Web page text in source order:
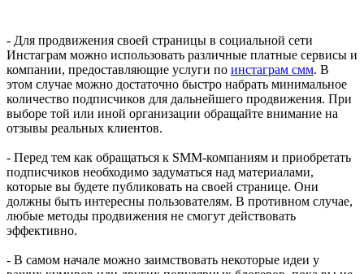
- Для продвижения своей страницы в социальной сети
Инстаграм можно использовать различные платные сервисы и
компании, предоставляющие услуги по инстаграм смм. В
этом случае можно достаточно быстро набрать минимальное
количество подписчиков для дальнейшего продвижения. При
выборе той или иной организации обращайте внимание на
отзывы реальных клиентов.
- Перед тем как обращаться к SMM-компаниям и приобретать
подписчиков необходимо задуматься над материалами,
которые вы будете публиковать на своей странице. Они
должны быть интересны пользователям. В противном случае,
любые методы продвижения не смогут действовать
эффективно.
- В самом начале можно заимствовать некоторые идеи у